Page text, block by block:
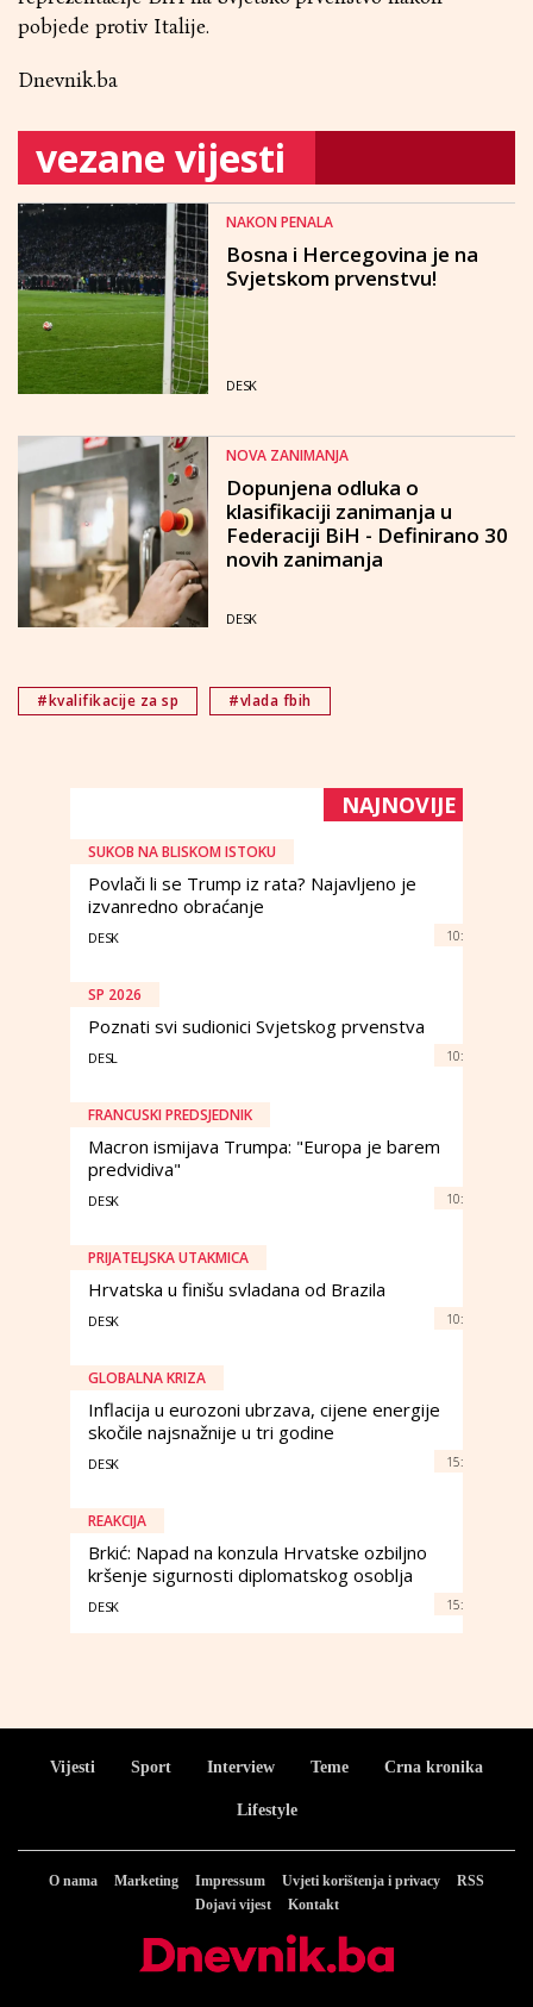
pobjede protiv Italije.
Dnevnik.ba
vezane vijesti
NAKON PENALA
Bosna i Hercegovina je na
Svjetskom prvenstvu!
DESK
NOVA ZANIMANJA
Dopunjena odluka o
klasifikaciji zanimanja u
Federaciji BiH - Definirano 30
novih zanimanja
DESK
#kvalifikacije za sp #vlada fbih
NAJNOVIJE
SUKOB NA BLISKOM ISTOKU
Povlači li se Trump iz rata? Najavljeno je
izvanredno obraćanje
DESK 10:
SP 2026
Poznati svi sudionici Svjetskog prvenstva
DESL 10:
FRANCUSKI PREDSJEDNIK
Macron ismijava Trumpa: "Europa je barem
predvidiva"
DESK 10:
PRIJATELJSKA UTAKMICA
Hrvatska u finišu svladana od Brazila
DESK 10:
GLOBALNA KRIZA
Inflacija u eurozoni ubrzava, cijene energije
skočile najsnažnije u tri godine
DESK 15:
REAKCIJA
Brkić: Napad na konzula Hrvatske ozbiljno
kršenje sigurnosti diplomatskog osoblja
DESK 15:
Vijesti Sport Interview Teme Crna kronika
Lifestyle
O nama Marketing Impressum Uvjeti korištenja i privacy
RSS
Dojavi vijest
Kontakt